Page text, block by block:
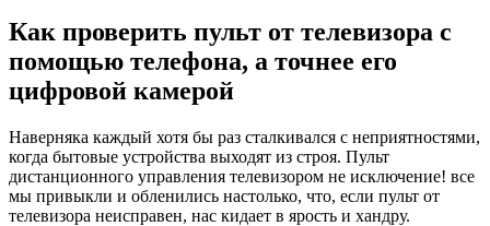
Как проверить пульт от телевизора с
помощью телефона, а точнее его
цифровой камерой
Наверняка каждый хотя бы раз сталкивался с неприятностями,
когда бытовые устройства выходят из строя. Пульт
дистанционного управления телевизором не исключение! все
мы привыкли и обленились настолько, что, если пульт от
телевизора неисправен, нас кидает в ярость и хандру.